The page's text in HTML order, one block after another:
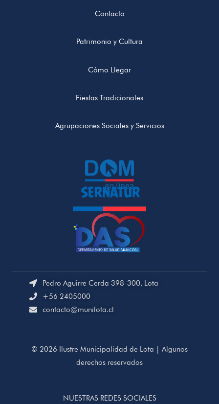
Contacto
Patrimonio y Cultura
Cómo Llegar
Fiestas Tradicionales
Agrupaciones Sociales y Servicios
Pedro Aguirre Cerda 398-300, Lota
+56 2405000
contacto@munilota.cl
© 2026 Ilustre Municipalidad de Lota | Algunos
derechos reservados
NUESTRAS REDES SOCIALES